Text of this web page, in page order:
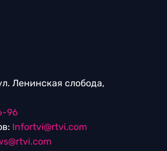
Ленинская слобода,
96
Infortvi@rtvi.com